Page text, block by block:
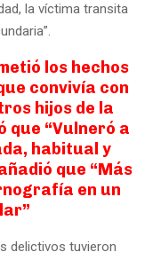
la víctima transita
los hechos
convivía con
hijos de la
que “Vulneró a
habitual y
que “Más
en un
delictivos tuvieron